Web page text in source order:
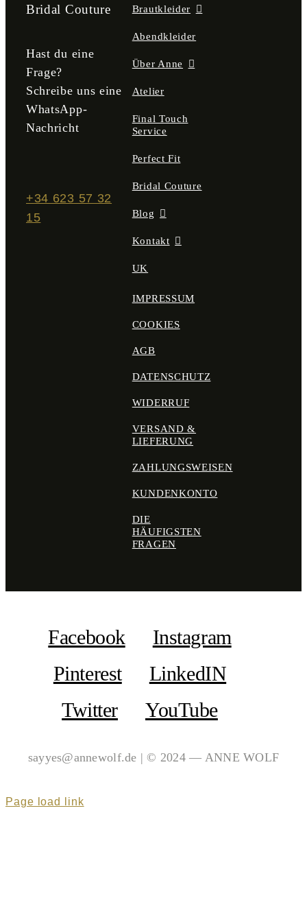
werden
Bridal Couture
Hast du eine
Frage?
Schreibe uns eine
WhatsApp-
Nachricht
+34 623 57 32
15
Brautkleider
Abendkleider
Über Anne
Atelier
Final Touch
Service
Perfect Fit
Bridal Couture
Blog
Kontakt
UK
IMPRESSUM
COOKIES
AGB
DATENSCHUTZ
WIDERRUF
VERSAND &
LIEFERUNG
ZAHLUNGSWEISEN
KUNDENKONTO
DIE
HÄUFIGSTEN
FRAGEN
Facebook
Instagram
Pinterest
LinkedIN
Twitter
YouTube
sayyes@annewolf.de | © 2024 — ANNE WOLF
Page load link